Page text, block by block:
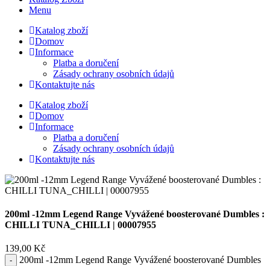
Menu
Katalog zboží
Domov
Informace
Platba a doručení
Zásady ochrany osobních údajů
Kontaktujte nás
Katalog zboží
Domov
Informace
Platba a doručení
Zásady ochrany osobních údajů
Kontaktujte nás
200ml -12mm Legend Range Vyvážené boosterované Dumbles :
CHILLI TUNA_CHILLI | 00007955
139,00 Kč
200ml -12mm Legend Range Vyvážené boosterované Dumbles